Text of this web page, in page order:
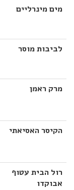
מים מינרליים
לביבות מוסר
מרק ראמן
הקיסר האסיאתי
רול הבית עטוף
אבוקדו